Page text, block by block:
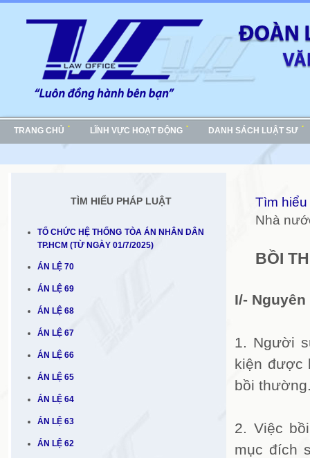
TRANG CHỦ LĨNH VỰC HOẠT ĐỘNG DANH SÁCH LUẬT SƯ
TÌM HIỂU PHÁP LUẬT
TỔ CHỨC HỆ THỐNG TÒA ÁN NHÂN DÂN
TP.HCM (TỪ NGÀY 01/7/2025)
ÁN LỆ 70
ÁN LỆ 69
ÁN LỆ 68
ÁN LỆ 67
ÁN LỆ 66
ÁN LỆ 65
ÁN LỆ 64
ÁN LỆ 63
ÁN LỆ 62
Tìm
Nhà
BỒI
I/-
1. Người
kiện được
bồi
2. Việc
mục đích